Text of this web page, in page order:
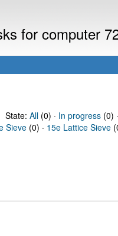
for computer
State: All(0) · In progress(0) ·
Sieve (0) · 15e Lattice Sieve